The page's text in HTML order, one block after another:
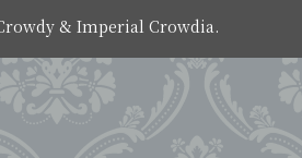
& Imperial Crowdia.